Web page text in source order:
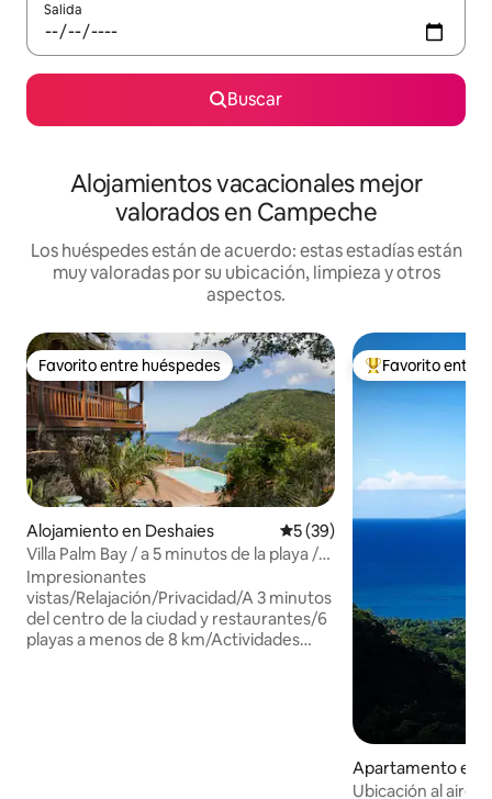
Salida
Buscar
Alojamientos vacacionales mejor
valorados en Campeche
Los huéspedes están de acuerdo: estas estadías están
muy valoradas por su ubicación, limpieza y otros
aspectos.
Favorito entre huéspedes
Favorito entre huéspedes
Alojamiento en Deshaies Calificación promedio: 5 de
5 (39)
Villa Palm Bay / a 5 minutos de la playa /
Vista panorámica
Impresionantes
vistas/Relajación/Privacidad/A 3 minutos
del centro de la ciudad y restaurantes/6
playas a menos de 8 km/Actividades
Favorito entre
Favorito entre
Apartamento en
Ubicación al aire